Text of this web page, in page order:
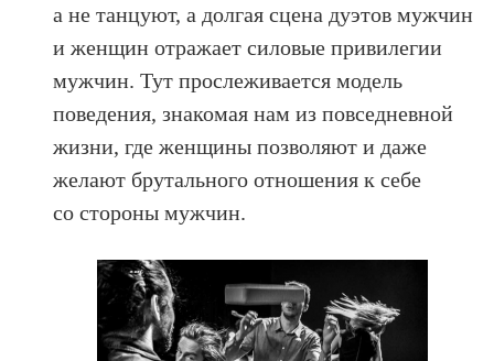
а не танцуют, а долгая сцена дуэтов мужчин
и женщин отражает силовые привилегии
мужчин. Тут прослеживается модель
поведения, знакомая нам из повседневной
жизни, где женщины позволяют и даже
желают брутального отношения к себе
со стороны мужчин.